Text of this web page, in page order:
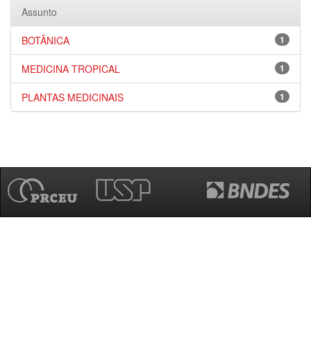
Assunto
1
BOTÂNICA
1
MEDICINA TROPICAL
1
PLANTAS MEDICINAIS